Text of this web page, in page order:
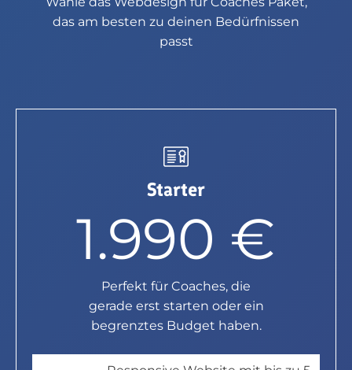
das am besten zu deinen Bedürfnissen
passt
Starter
1.990 €
Perfekt für Coaches, die
gerade erst starten oder ein
begrenztes Budget haben.